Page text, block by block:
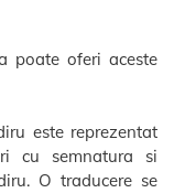
poate oferi aceste
este reprezentat
cu semnatura si
O traducere se